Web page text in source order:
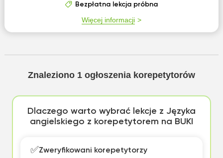
Bezpłatna lekcja próbna
Więcej informacji
Znaleziono 1 ogłoszenia korepetytorów
Dlaczego warto wybrać lekcje z Języka
angielskiego z korepetytorem na BUKI
✅Zweryfikowani korepetytorzy